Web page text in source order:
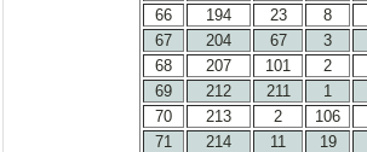
66
194 23 8
67
204 67 3
68
207 101 2
69
212 211 1
70
213 2 106
71
214 11 19